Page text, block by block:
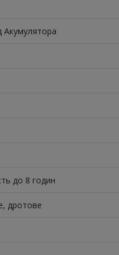
Акумулятора
до 8 годин
дротове